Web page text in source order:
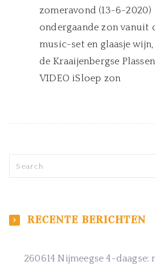
zomeravond (13-6-2020)
ondergaande zon vanuit
music-set en glaasje
de Kraaijenbergse Plassen
VIDEO iSloep zon
RECENTE BERICHTEN
260614 Nijmeegse 4-